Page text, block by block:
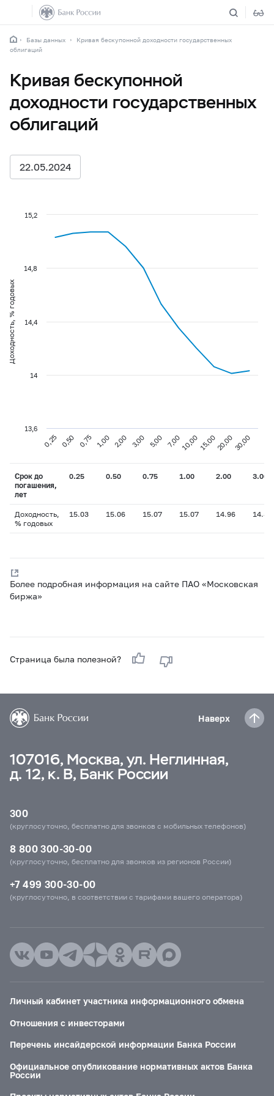
Базы данных
Кривая бескупонной доходности государственных
облигаций
Кривая бескупонной
доходности государственных
облигаций
22.05.2024
Доходность, % годовых
0,25 0,50 0,75 1,00 2,00 3,00 5,00 7,0010,0015,0020,0030,00
13,6
14
14,4
14,8
15,2
Срок до
погашения,
лет
0.25 0.50 0.75 1.00 2.00 3.00
Доходность,
% годовых
15.03 15.06 15.07 15.07 14.96 14.80
Более подробная информация на сайте ПАО «Московская
биржа»
Страница была полезной?
Наверх
107016, Москва, ул. Неглинная,
д. 12, к. В, Банк России
300
(круглосуточно, бесплатно для звонков с мобильных телефонов)
8 800 300-30-00
(круглосуточно, бесплатно для звонков из регионов России)
+7 499 300-30-00
(круглосуточно, в соответствии с тарифами вашего оператора)
Личный кабинет участника информационного обмена
Отношения с инвесторами
Перечень инсайдерской информации Банка России
Официальное опубликование нормативных актов Банка
России